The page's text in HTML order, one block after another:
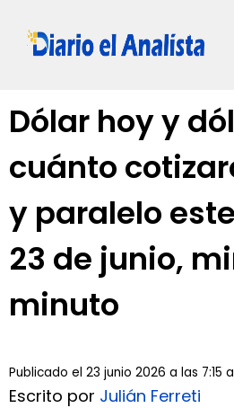
Dólar hoy y
cuánto
y paralelo
23 de junio,
minuto
Publicado el 23 junio 2026 a las 7:15
Escrito por Julián Ferreti